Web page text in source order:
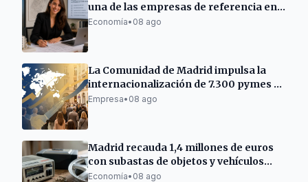
una de las empresas de referencia en
la tramitación de licencias turísticas
Economía• 08 ago
La Comunidad de Madrid impulsa la
internacionalización de 7.300 pymes y
autónomos
Empresa• 08 ago
Madrid recauda 1,4 millones de euros
con subastas de objetos y vehículos
municipales
Economía• 08 ago